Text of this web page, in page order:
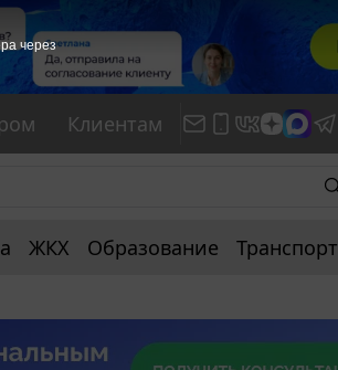
Клиентам
ЖКХ Образование Транспорт
через